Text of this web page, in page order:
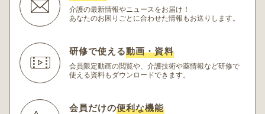
介護の最新情報やニュースをお届け！
あなたのお困りごとに合わせた情報もお送りします。
研修で使える動画・資料
会員限定動画の閲覧や、介護技術や薬情報など研修で
使える資料もダウンロードできます。
会員だけの便利な機能